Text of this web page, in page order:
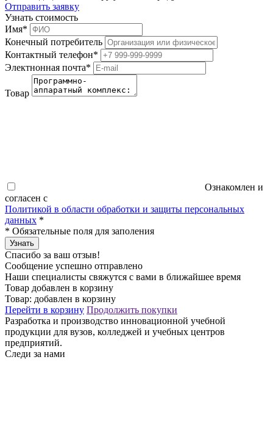
Отправить заявку
Узнать стоимость
Имя*
Конечный потребитель
Контактный телефон*
Электнонная почта*
Товар
Ознакомлен и
согласен с
Политикой в области обработки и защиты персональных
данных *
* Обязательные поля для заполения
Узнать
Спасибо за ваш отзыв!
Сообщение успешно отправлено
Наши специалисты свяжутся с вами в ближайшее время
Товар добавлен в корзину
Товар: добавлен в корзину
Перейти в корзину Продолжить покупки
Разработка и производство инновационной учебной
продукции для вузов, колледжей и учебных центров
предприятий.
Следи за нами